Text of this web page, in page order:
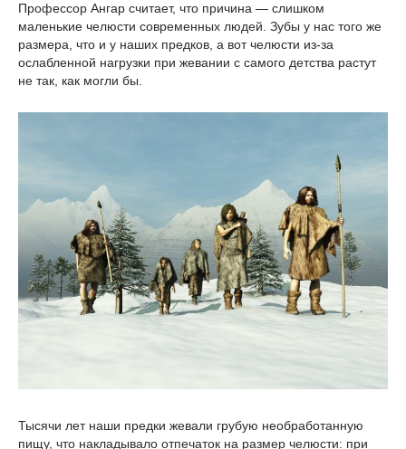
Профессор Ангар считает, что причина — слишком
маленькие челюсти современных людей. Зубы у нас того же
размера, что и у наших предков, а вот челюсти из-за
ослабленной нагрузки при жевании с самого детства растут
не так, как могли бы.
Тысячи лет наши предки жевали грубую необработанную
пищу, что накладывало отпечаток на размер челюсти: при